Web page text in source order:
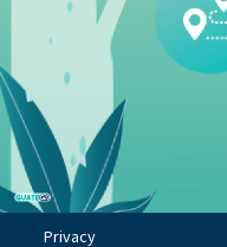
Privacy